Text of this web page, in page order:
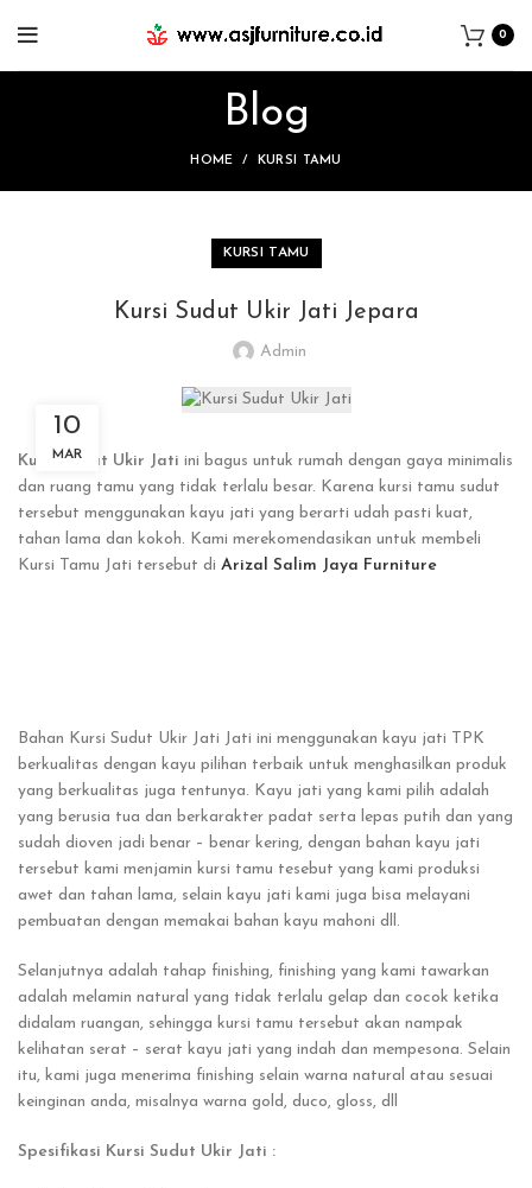
0
Blog
HOME KURSI TAMU
KURSI TAMU
Kursi Sudut Ukir Jati Jepara
Admin
10
MAR
Kursi Sudut Ukir Jati ini bagus untuk rumah dengan gaya minimalis
dan ruang tamu yang tidak terlalu besar. Karena kursi tamu sudut
tersebut menggunakan kayu jati yang berarti udah pasti kuat,
tahan lama dan kokoh. Kami merekomendasikan untuk membeli
Kursi Tamu Jati tersebut di Arizal Salim Jaya Furniture
Bahan Kursi Sudut Ukir Jati Jati ini menggunakan kayu jati TPK
berkualitas dengan kayu pilihan terbaik untuk menghasilkan produk
yang berkualitas juga tentunya. Kayu jati yang kami pilih adalah
yang berusia tua dan berkarakter padat serta lepas putih dan yang
sudah dioven jadi benar – benar kering, dengan bahan kayu jati
tersebut kami menjamin kursi tamu tesebut yang kami produksi
awet dan tahan lama, selain kayu jati kami juga bisa melayani
pembuatan dengan memakai bahan kayu mahoni dll.
Selanjutnya adalah tahap finishing, finishing yang kami tawarkan
adalah melamin natural yang tidak terlalu gelap dan cocok ketika
didalam ruangan, sehingga kursi tamu tersebut akan nampak
kelihatan serat – serat kayu jati yang indah dan mempesona. Selain
itu, kami juga menerima finishing selain warna natural atau sesuai
keinginan anda, misalnya warna gold, duco, gloss, dll
Spesifikasi Kursi Sudut Ukir Jati :